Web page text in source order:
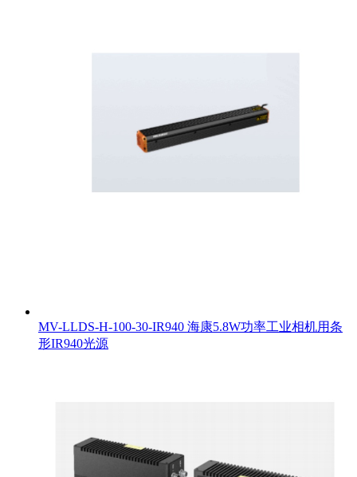
MV-LLDS-H-100-30-IR940 海康5.8W功率工业相机用条
形IR940光源